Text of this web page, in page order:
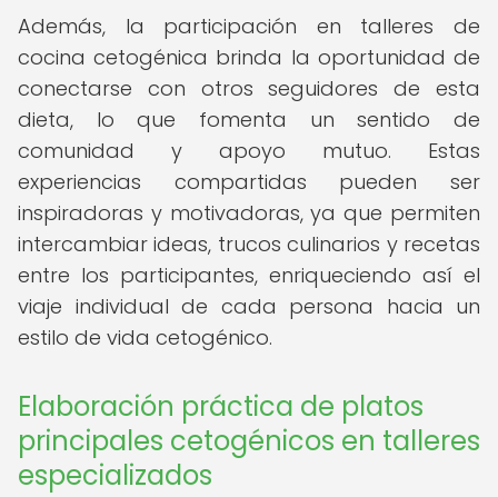
Además, la participación en talleres de
cocina cetogénica brinda la oportunidad de
conectarse con otros seguidores de esta
dieta, lo que fomenta un sentido de
comunidad y apoyo mutuo. Estas
experiencias compartidas pueden ser
inspiradoras y motivadoras, ya que permiten
intercambiar ideas, trucos culinarios y recetas
entre los participantes, enriqueciendo así el
viaje individual de cada persona hacia un
estilo de vida cetogénico.
Elaboración práctica de platos
principales cetogénicos en talleres
especializados